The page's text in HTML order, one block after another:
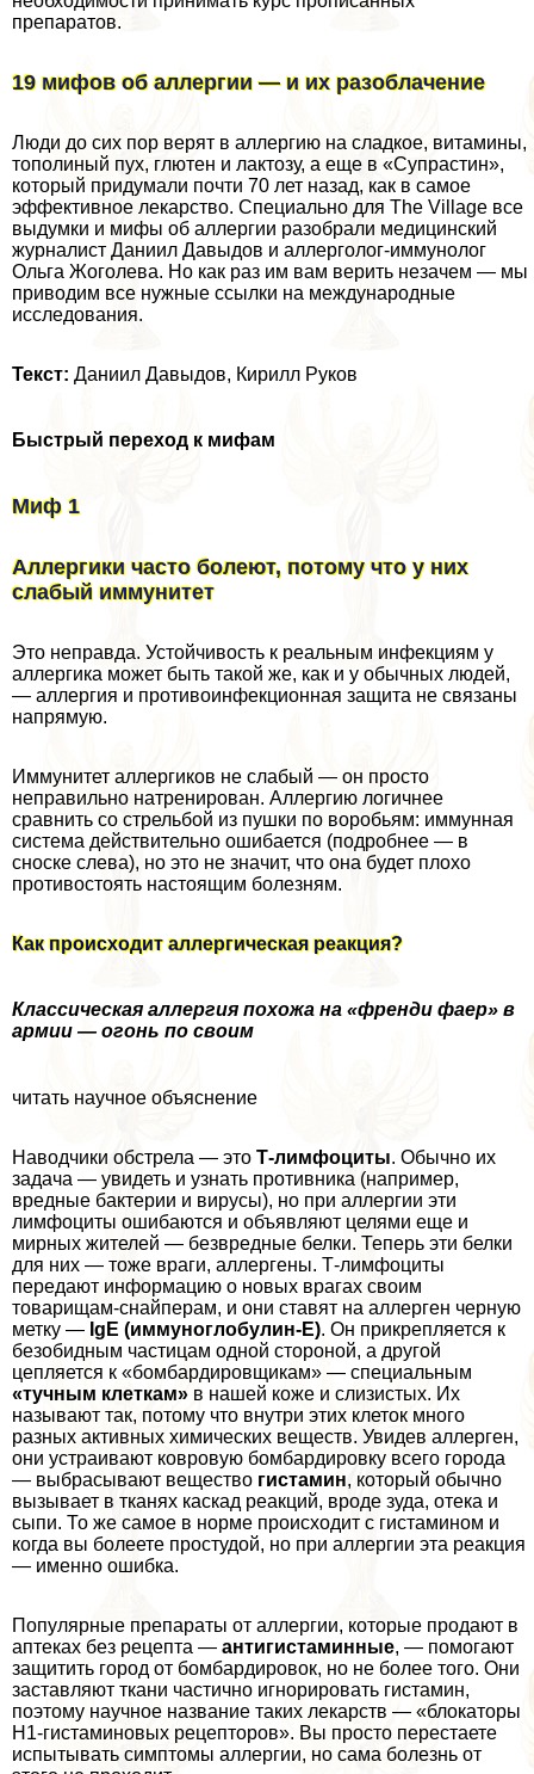
препаратов.
19 мифов об аллергии — и их разоблачение
Люди до сих пор верят в аллергию на сладкое, витамины,
тополиный пух, глютен и лактозу, а еще в «Супрастин»,
который придумали почти 70 лет назад, как в самое
эффективное лекарство. Специально для The Village все
выдумки и мифы об аллергии разобрали медицинский
журналист Даниил Давыдов и аллерголог-иммунолог
Ольга Жоголева. Но как раз им вам верить незачем — мы
приводим все нужные ссылки на международные
исследования.
Текст: Даниил Давыдов, Кирилл Руков
Быстрый переход к мифам
Миф 1
Аллергики часто болеют, потому что у них
слабый иммунитет
Это неправда. Устойчивость к реальным инфекциям у
аллергика может быть такой же, как и у обычных людей,
— аллергия и противоинфекционная защита не связаны
напрямую.
Иммунитет аллергиков не слабый — он просто
неправильно натренирован. Аллергию логичнее
сравнить со стрельбой из пушки по воробьям: иммунная
система действительно ошибается (подробнее — в
сноске слева), но это не значит, что она будет плохо
противостоять настоящим болезням.
Как происходит аллергическая реакция?
Классическая аллергия похожа на «френди фаер» в
армии — огонь по своим
читать научное объяснение
Наводчики обстрела — это Т-лимфоциты. Обычно их
задача — увидеть и узнать противника (например,
вредные бактерии и вирусы), но при аллергии эти
лимфоциты ошибаются и объявляют целями еще и
мирных жителей — безвредные белки. Теперь эти белки
для них — тоже враги, аллергены. Т-лимфоциты
передают информацию о новых врагах своим
товарищам-снайперам, и они ставят на аллерген черную
метку — IgE (иммуноглобулин-E). Он прикрепляется к
безобидным частицам одной стороной, а другой
цепляется к «бомбардировщикам» — специальным
«тучным клеткам» в нашей коже и слизистых. Их
называют так, потому что внутри этих клеток много
разных активных химических веществ. Увидев аллерген,
они устраивают ковровую бомбардировку всего города
— выбрасывают вещество гистамин, который обычно
вызывает в тканях каскад реакций, вроде зуда, отека и
сыпи. То же самое в норме происходит с гистамином и
когда вы болеете простудой, но при аллергии эта реакция
— именно ошибка.
Популярные препараты от аллергии, которые продают в
аптеках без рецепта — антигистаминные, — помогают
защитить город от бомбардировок, но не более того. Они
заставляют ткани частично игнорировать гистамин,
поэтому научное название таких лекарств — «блокаторы
H1-гистаминовых рецепторов». Вы просто перестаете
испытывать симптомы аллергии, но сама болезнь от